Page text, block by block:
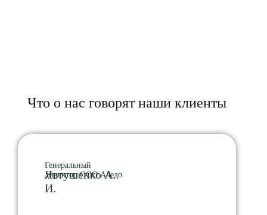
Что о нас говорят наши клиенты
Генеральный
директор ООО Аледо
Явтушенко А.
И.